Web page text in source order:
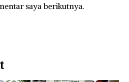
saya berikutnya.